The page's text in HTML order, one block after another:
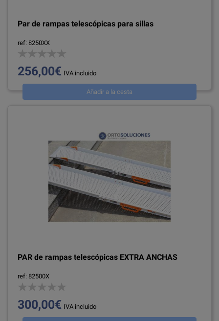
Par de rampas telescópicas para sillas
ref: 8250XX
256,00€ IVA incluido
Añadir a la cesta
PAR de rampas telescópicas EXTRA ANCHAS
ref: 82500X
300,00€ IVA incluido